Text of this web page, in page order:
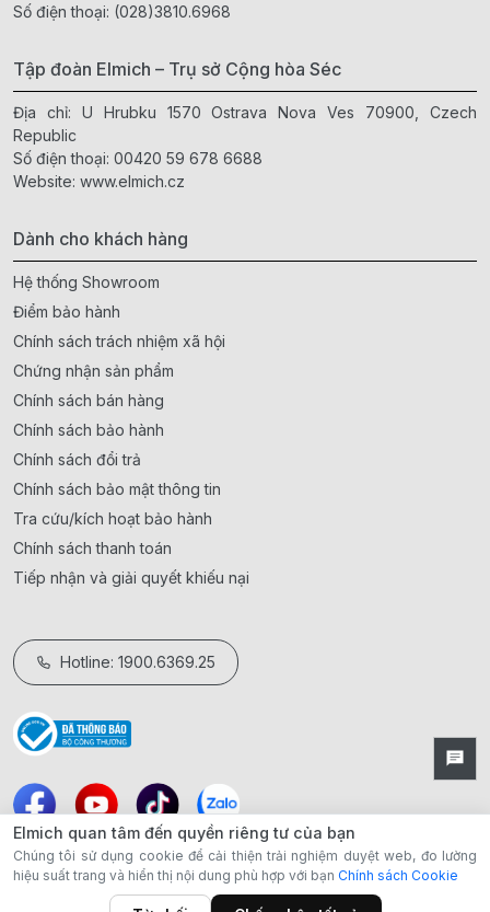
Số điện thoại: (028)3810.6968
Tập đoàn Elmich – Trụ sở Cộng hòa Séc
Địa chỉ: U Hrubku 1570 Ostrava Nova Ves 70900, Czech
Republic
Số điện thoại: 00420 59 678 6688
Website: www.elmich.cz
Dành cho khách hàng
Hệ thống Showroom
Điểm bảo hành
Chính sách trách nhiệm xã hội
Chứng nhận sản phẩm
Chính sách bán hàng
Chính sách bảo hành
Chính sách đổi trả
Chính sách bảo mật thông tin
Tra cứu/kích hoạt bảo hành
Chính sách thanh toán
Tiếp nhận và giải quyết khiếu nại
Hotline: 1900.6369.25
Elmich quan tâm đến quyền riêng tư của bạn
Chúng tôi sử dụng cookie để cải thiện trải nghiệm duyệt web, đo lường
hiệu suất trang và hiển thị nội dung phù hợp với bạn Chính sách Cookie